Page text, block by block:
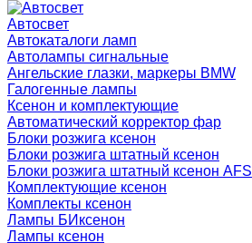
Автосвет
Автокаталоги ламп
Автолампы сигнальные
Ангельские глазки, маркеры BMW
Галогенные лампы
Ксенон и комплектующие
Автоматический корректор фар
Блоки розжига ксенон
Блоки розжига штатный ксенон
Блоки розжига штатный ксенон AFS
Комплектующие ксенон
Комплекты ксенон
Лампы БИксенон
Лампы ксенон